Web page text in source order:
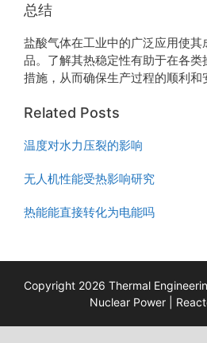
总结
盐酸气体在工业中的广泛应用使其
品。了解其热稳定性有助于在各类
措施，从而确保生产过程的顺利和
Related Posts
温度对水力压裂的影响
无人机性能受热影响研究
热能能直接转化为电能吗
Copyright 2026 Thermal
Nuclear Power|